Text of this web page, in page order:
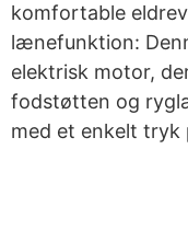
komfortable
lænefunktion:
elektrisk motor,
fodstøtten og
med et enkelt tryk